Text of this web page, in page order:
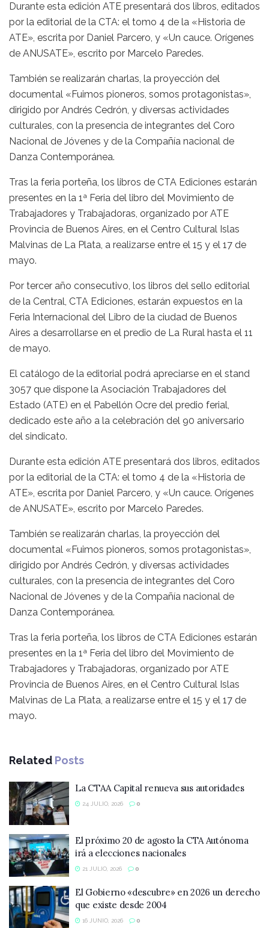
Durante esta edición ATE presentará dos libros, editados
por la editorial de la CTA: el tomo 4 de la «Historia de
ATE», escrita por Daniel Parcero, y «Un cauce. Orígenes
de ANUSATE», escrito por Marcelo Paredes.
También se realizarán charlas, la proyección del
documental «Fuimos pioneros, somos protagonistas»,
dirigido por Andrés Cedrón, y diversas actividades
culturales, con la presencia de integrantes del Coro
Nacional de Jóvenes y de la Compañía nacional de
Danza Contemporánea.
Tras la feria porteña, los libros de CTA Ediciones estarán
presentes en la 1ª Feria del libro del Movimiento de
Trabajadores y Trabajadoras, organizado por ATE
Provincia de Buenos Aires, en el Centro Cultural Islas
Malvinas de La Plata, a realizarse entre el 15 y el 17 de
mayo.
Por tercer año consecutivo, los libros del sello editorial
de la Central, CTA Ediciones, estarán expuestos en la
Feria Internacional del Libro de la ciudad de Buenos
Aires a desarrollarse en el predio de La Rural hasta el 11
de mayo.
El catálogo de la editorial podrá apreciarse en el stand
3057 que dispone la Asociación Trabajadores del
Estado (ATE) en el Pabellón Ocre del predio ferial,
dedicado este año a la celebración del 90 aniversario
del sindicato.
Durante esta edición ATE presentará dos libros, editados
por la editorial de la CTA: el tomo 4 de la «Historia de
ATE», escrita por Daniel Parcero, y «Un cauce. Orígenes
de ANUSATE», escrito por Marcelo Paredes.
También se realizarán charlas, la proyección del
documental «Fuimos pioneros, somos protagonistas»,
dirigido por Andrés Cedrón, y diversas actividades
culturales, con la presencia de integrantes del Coro
Nacional de Jóvenes y de la Compañía nacional de
Danza Contemporánea.
Tras la feria porteña, los libros de CTA Ediciones estarán
presentes en la 1ª Feria del libro del Movimiento de
Trabajadores y Trabajadoras, organizado por ATE
Provincia de Buenos Aires, en el Centro Cultural Islas
Malvinas de La Plata, a realizarse entre el 15 y el 17 de
mayo.
Related Posts
La CTAA Capital renueva sus autoridades
24 JULIO, 2026 0
El próximo 20 de agosto la CTA Autónoma
irá a elecciones nacionales
21 JULIO, 2026 0
El Gobierno «descubre» en 2026 un derecho
que existe desde 2004
16 JUNIO, 2026 0